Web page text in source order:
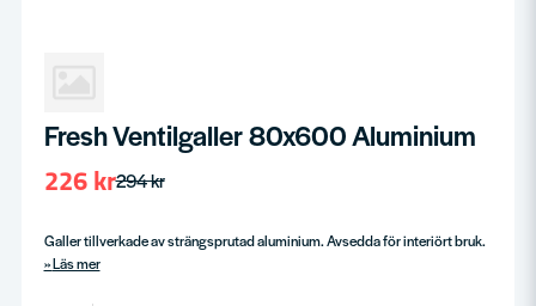
Fresh Ventilgaller 80x600 Aluminium
294 kr
226 kr
Galler tillverkade av strängsprutad aluminium. Avsedda för interiört bruk.
Läs mer